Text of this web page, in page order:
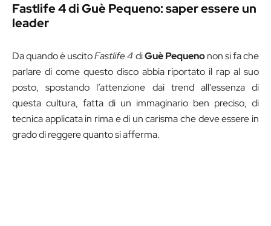
Fastlife 4 di Guè Pequeno: saper essere un
leader
Da quando è uscitoFastlife 4diGuè Pequenonon si fa che
parlare di come questo disco abbia riportato il rap al suo
posto, spostando l’attenzione dai trend all’essenza di
questa cultura, fatta di un immaginario ben preciso, di
tecnica applicata in rima e di un carisma che deve essere in
grado di reggere quanto si afferma.